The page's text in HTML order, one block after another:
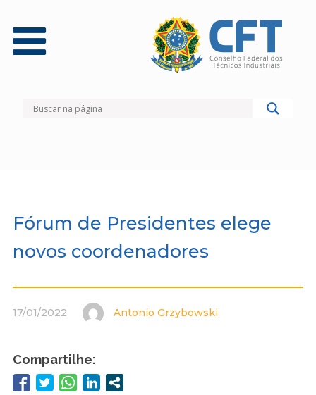
Fórum de Presidentes elege
novos coordenadores
17/01/2022 Antonio Grzybowski
Compartilhe: